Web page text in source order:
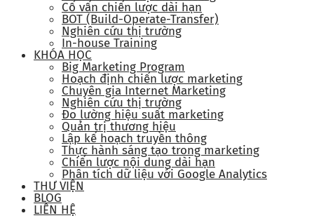
Cố vấn chiến lược dài hạn
BOT (Build-Operate-Transfer)
Nghiên cứu thị trường
In-house Training
KHÓA HỌC
Big Marketing Program
Hoạch định chiến lược marketing
Chuyên gia Internet Marketing
Nghiên cứu thị trường
Đo lường hiệu suất marketing
Quản trị thương hiệu
Lập kế hoạch truyền thông
Thực hành sáng tạo trong marketing
Chiến lược nội dung dài hạn
Phân tích dữ liệu với Google Analytics
THƯ VIỆN
BLOG
LIÊN HỆ